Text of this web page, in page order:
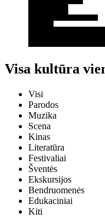
Visa kultūra
Visi
Parodos
Muzika
Scena
Kinas
Literatūra
Festivaliai
Šventės
Ekskursijos
Bendruomenės
Edukaciniai
Kiti